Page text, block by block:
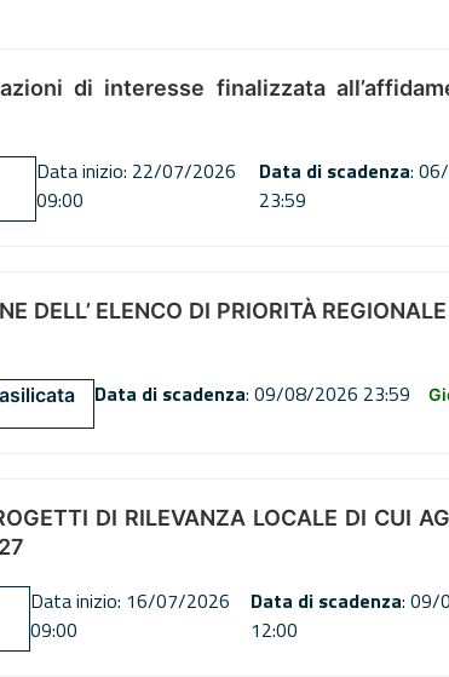
di interesse finalizzata
Data inizio: 22/07/2026
09:00
Data di scadenza:
23:59
DELL’ ELENCO DI PRIORITÀ
Data di scadenza: 09/08/2026 23:59
DI RILEVANZA LOCALE DI CUI
Data inizio: 16/07/2026
09:00
Data di scadenza: 09/
12:00